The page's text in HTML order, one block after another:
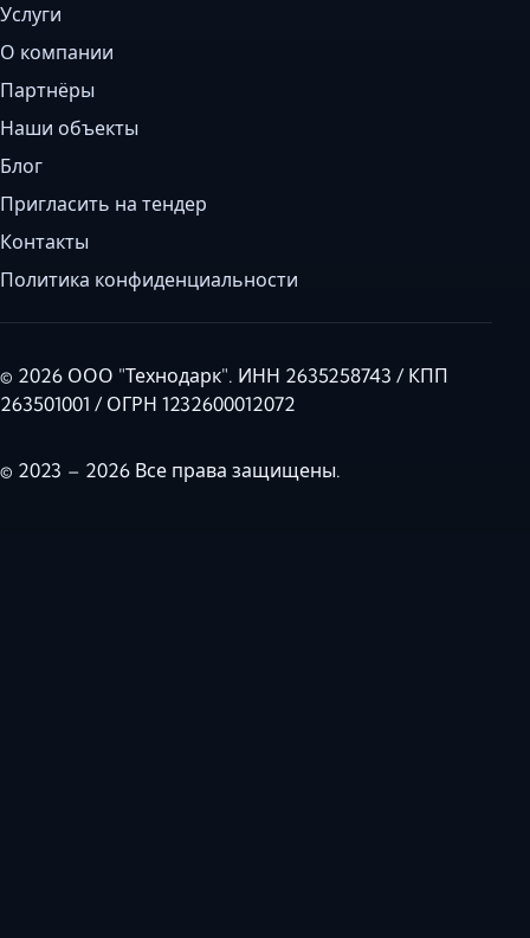
Услуги
О компании
Партнёры
Наши объекты
Блог
Пригласить на тендер
Контакты
Политика конфиденциальности
© 2026 ООО "Технодарк". ИНН 2635258743 / КПП
263501001 / ОГРН 1232600012072
© 2023 – 2026 Все права защищены.